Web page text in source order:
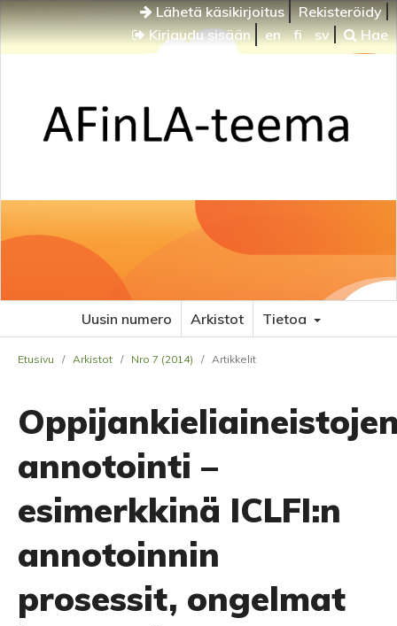
Lähetä käsikirjoitus
Rekisteröidy
Kirjaudu sisään
en fi sv Hae
Uusin numero Arkistot Tietoa
Etusivu / Arkistot / Nro 7 (2014) / Artikkelit
annotointi –
esimerkkinä ICLFI:n
annotoinnin
prosessit, ongelmat